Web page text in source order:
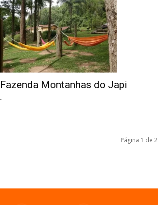
Fazenda Montanhas do Japi
.
Página 1 de 2